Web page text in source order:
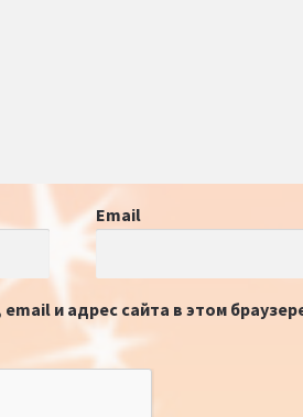
Email
и адрес сайта в этом